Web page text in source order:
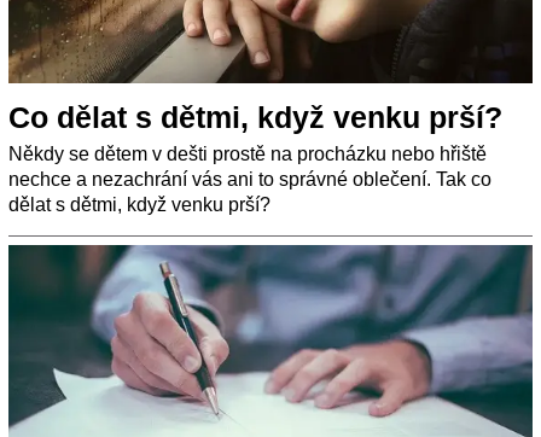
Co dělat s dětmi, když venku prší?
Někdy se dětem v dešti prostě na procházku nebo hřiště
nechce a nezachrání vás ani to správné oblečení. Tak co
dělat s dětmi, když venku prší?